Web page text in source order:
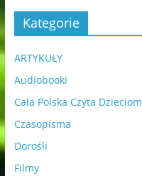
Kategorie
ARTYKUŁY
Audiobooki
Cała Polska Czyta Dzieciom
Czasopisma
Dorośli
Filmy